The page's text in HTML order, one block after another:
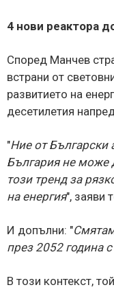
4 нови реактора
Според Манчев
встрани от
развитието на
десетилетия
"Ние от Български
България не може
този тренд за
на енергия", заяви
И допълни: "
през 2052 година
В този контекст,